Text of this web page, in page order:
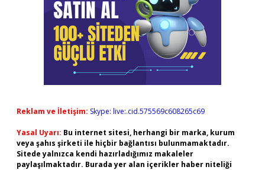
Reklam ve İletişim: Skype: live:.cid.575569c608265c69
Yasal Uyarı: Bu internet sitesi, herhangi bir marka, kurum
veya şahıs şirketi ile hiçbir bağlantısı bulunmamaktadır.
Sitede yalnızca kendi hazırladığımız makaleler
paylaşılmaktadır. Burada yer alan içerikler haber niteliği